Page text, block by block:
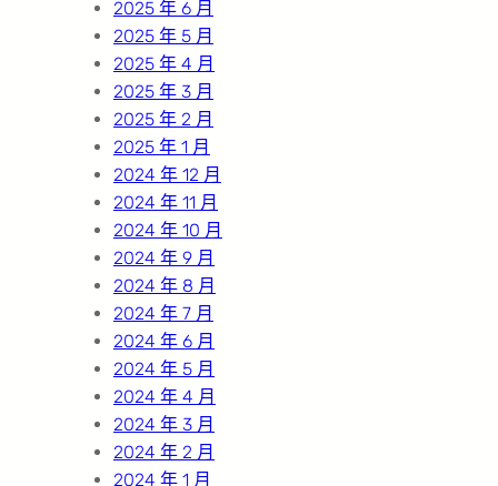
2025 年 6 月
2025 年 5 月
2025 年 4 月
2025 年 3 月
2025 年 2 月
2025 年 1 月
2024 年 12 月
2024 年 11 月
2024 年 10 月
2024 年 9 月
2024 年 8 月
2024 年 7 月
2024 年 6 月
2024 年 5 月
2024 年 4 月
2024 年 3 月
2024 年 2 月
2024 年 1 月